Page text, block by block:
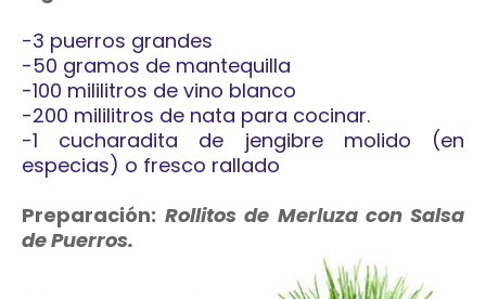
-3 puerros grandes
-50 gramos de mantequilla
-100 mililitros de vino blanco
-200 mililitros de nata para cocinar.
-1 cucharadita de jengibre molido (en
especias) o fresco rallado
Preparación: Rollitos de Merluza con Salsa
de Puerros.